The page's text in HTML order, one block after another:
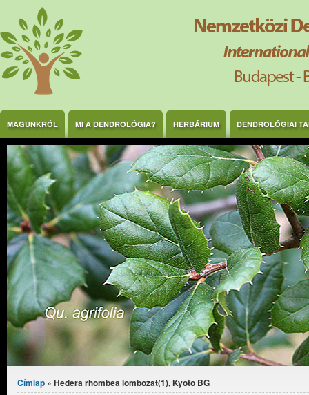
Ugrás a tartalomra
MAGUNKRÓL MI A DENDROLÓGIA? HERBÁRIUM DENDROLÓGIAI
Jelenlegi hely
Címlap » Hedera rhombea lombozat(1), Kyoto BG